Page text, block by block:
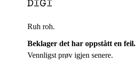
Ruh roh.
Beklager det har oppstått en feil.
Vennligst prøv igjen senere.